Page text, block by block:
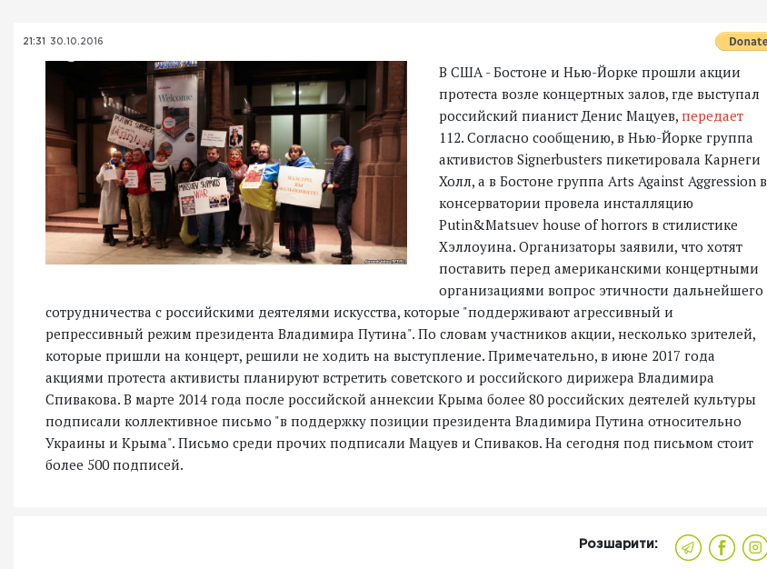
21:31 30.10.2016
В США - Бостоне и Нью-Йорке прошли акции
протеста возле концертных залов, где выступал
российский пианист Денис Мацуев, передает
112. Согласно сообщению, в Нью-Йорке группа
активистов Signerbusters пикетировала Карнеги
Холл, а в Бостоне группа Arts Against Aggression в
консерватории провела инсталляцию
Putin&Matsuev house of horrors в стилистике
Хэллоуина. Организаторы заявили, что хотят
поставить перед американскими концертными
организациями вопрос этичности дальнейшего
сотрудничества с российскими деятелями искусства, которые "поддерживают агрессивный и
репрессивный режим президента Владимира Путина". По словам участников акции, несколько зрителей,
которые пришли на концерт, решили не ходить на выступление. Примечательно, в июне 2017 года
акциями протеста активисты планируют встретить советского и российского дирижера Владимира
Спивакова. В марте 2014 года после российской аннексии Крыма более 80 российских деятелей культуры
подписали коллективное письмо "в поддержку позиции президента Владимира Путина относительно
Украины и Крыма". Письмо среди прочих подписали Мацуев и Спиваков. На сегодня под письмом стоит
более 500 подписей.
Розшарити: